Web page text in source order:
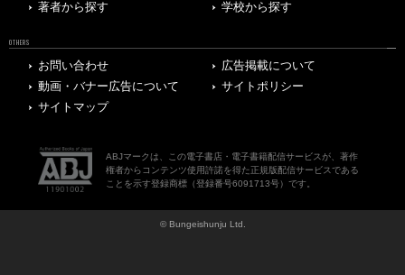
著者から探す
学校から探す
OTHERS
お問い合わせ
広告掲載について
動画・バナー広告について
サイトポリシー
サイトマップ
ABJマークは、この電子書店・電子書籍配信サービスが、著作
権者からコンテンツ使用許諾を得た正規版配信サービスである
ことを示す登録商標（登録番号6091713号）です。
© Bungeishunju Ltd.